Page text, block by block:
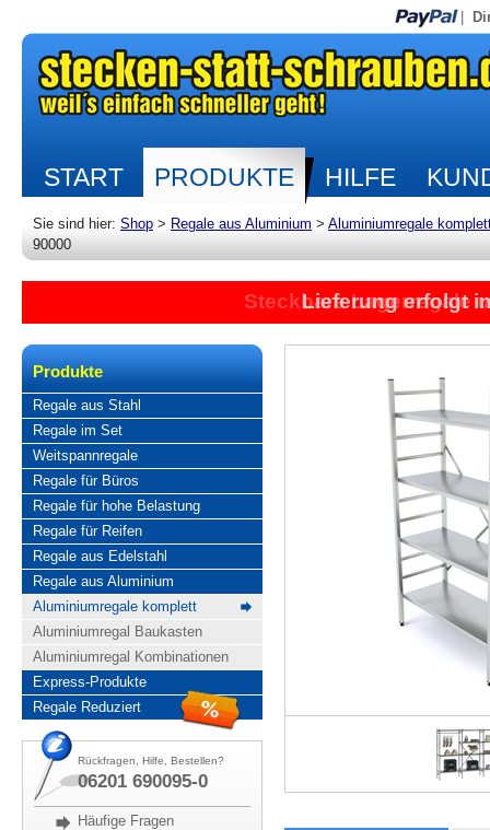
START PRODUKTE HILFE
Sie sind hier: Shop > Regale aus Aluminium > Aluminiumregale
90000
Steckbare Lagerregale
Lieferung erfolgt
Produkte
Regale aus Stahl
Regale im Set
Weitspannregale
Regale für Büros
Regale für hohe Belastung
Regale für Reifen
Regale aus Edelstahl
Regale aus Aluminium
Aluminiumregale komplett
Aluminiumregal Baukasten
Aluminiumregal Kombinationen
Express-Produkte
Regale Reduziert
Rückfragen, Hilfe, Bestellen?
06201 690095-0
Häufige Fragen